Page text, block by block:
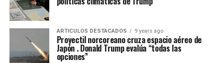
ARTICULOS DESTACADOS 9 years ago
Proyectil norcoreano cruza espacio aéreo de
Japón . Donald Trump evalúa “todas las
opciones”